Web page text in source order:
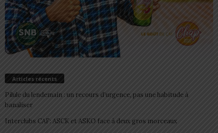
Articles récents
Pilule du lendemain : un recours d’urgence, pas une habitude à
banaliser
Interclubs CAF: ASCK et ASKO face à deux gros morceaux